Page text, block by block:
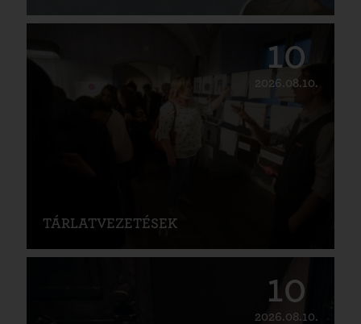
10
2026.08.10.
TÁRLATVEZETÉSEK
10
2026.08.10.